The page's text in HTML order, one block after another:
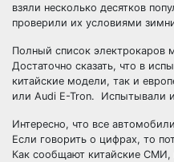
взяли несколько десятков
проверили их условиями
Полный список электрокаров
Достаточно сказать, что в
китайские модели, так и
или Audi E-Tron. Испытывали
Интересно, что все
Если говорить о цифрах, то
Как сообщают китайские